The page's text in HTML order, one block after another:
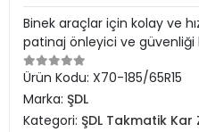
Binek araçlar için kolay ve
patinaj önleyici ve güvenliği
Ürün Kodu: X70-185/65R15
Marka: ŞDL
Kategori: ŞDL Takmatik Kar